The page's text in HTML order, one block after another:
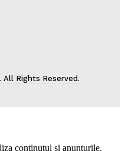
Rights Reserved.
conținutul și anunțurile,